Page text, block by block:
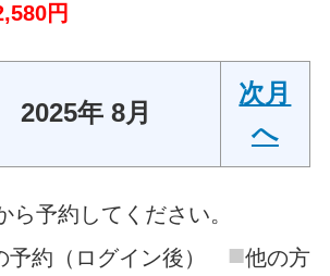
円
2025年 8月
次月
へ
ら予約してください。
予約（ログイン後） ■他の方